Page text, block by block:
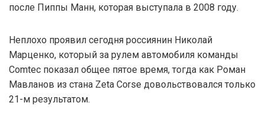
после Пиппы Манн, которая выступала в 2008 году.
Неплохо проявил сегодня россиянин Николай
Марценко, который за рулем автомобиля команды
Comtec показал общее пятое время, тогда как Роман
Мавланов из стана Zeta Corse довольствовался только
21-м результатом.